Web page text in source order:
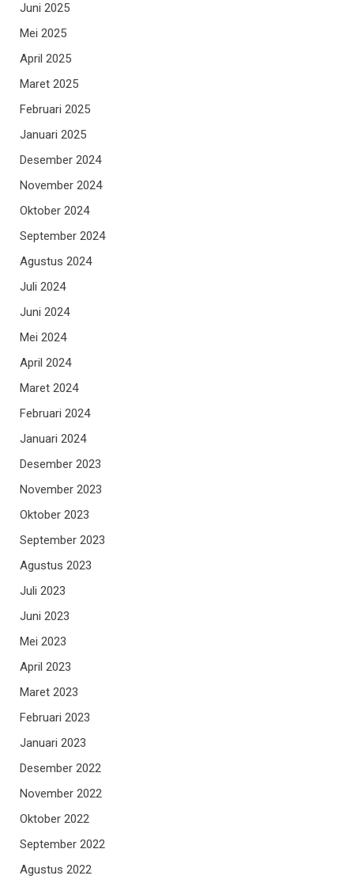
Juni 2025
Mei 2025
April 2025
Maret 2025
Februari 2025
Januari 2025
Desember 2024
November 2024
Oktober 2024
September 2024
Agustus 2024
Juli 2024
Juni 2024
Mei 2024
April 2024
Maret 2024
Februari 2024
Januari 2024
Desember 2023
November 2023
Oktober 2023
September 2023
Agustus 2023
Juli 2023
Juni 2023
Mei 2023
April 2023
Maret 2023
Februari 2023
Januari 2023
Desember 2022
November 2022
Oktober 2022
September 2022
Agustus 2022